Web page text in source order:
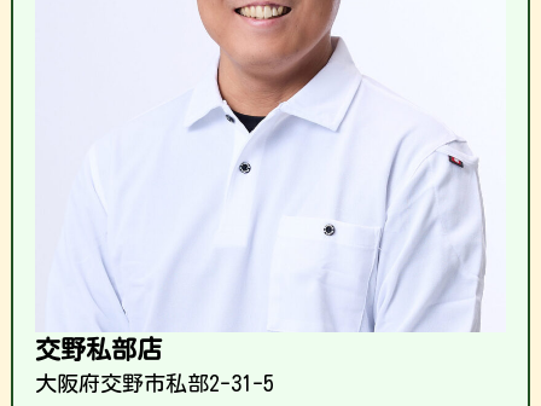
交野私部店
大阪府交野市私部2-31-5